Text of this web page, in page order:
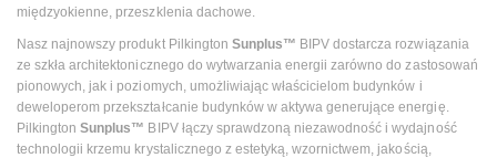
międzyokienne, przeszklenia dachowe.
Nasz najnowszy produkt Pilkington Sunplus™ BIPV dostarcza rozwiązania
ze szkła architektonicznego do wytwarzania energii zarówno do zastosowań
pionowych, jak i poziomych, umożliwiając właścicielom budynków i
deweloperom przekształcanie budynków w aktywa generujące energię.
PilkingtonSunplus™ BIPV łączy sprawdzoną niezawodność i wydajność
technologii krzemu krystalicznego z estetyką, wzornictwem, jakością,